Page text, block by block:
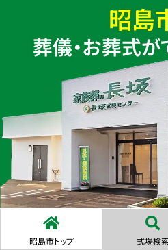
昭島
葬儀・お葬式
昭島市トップ 式場検索